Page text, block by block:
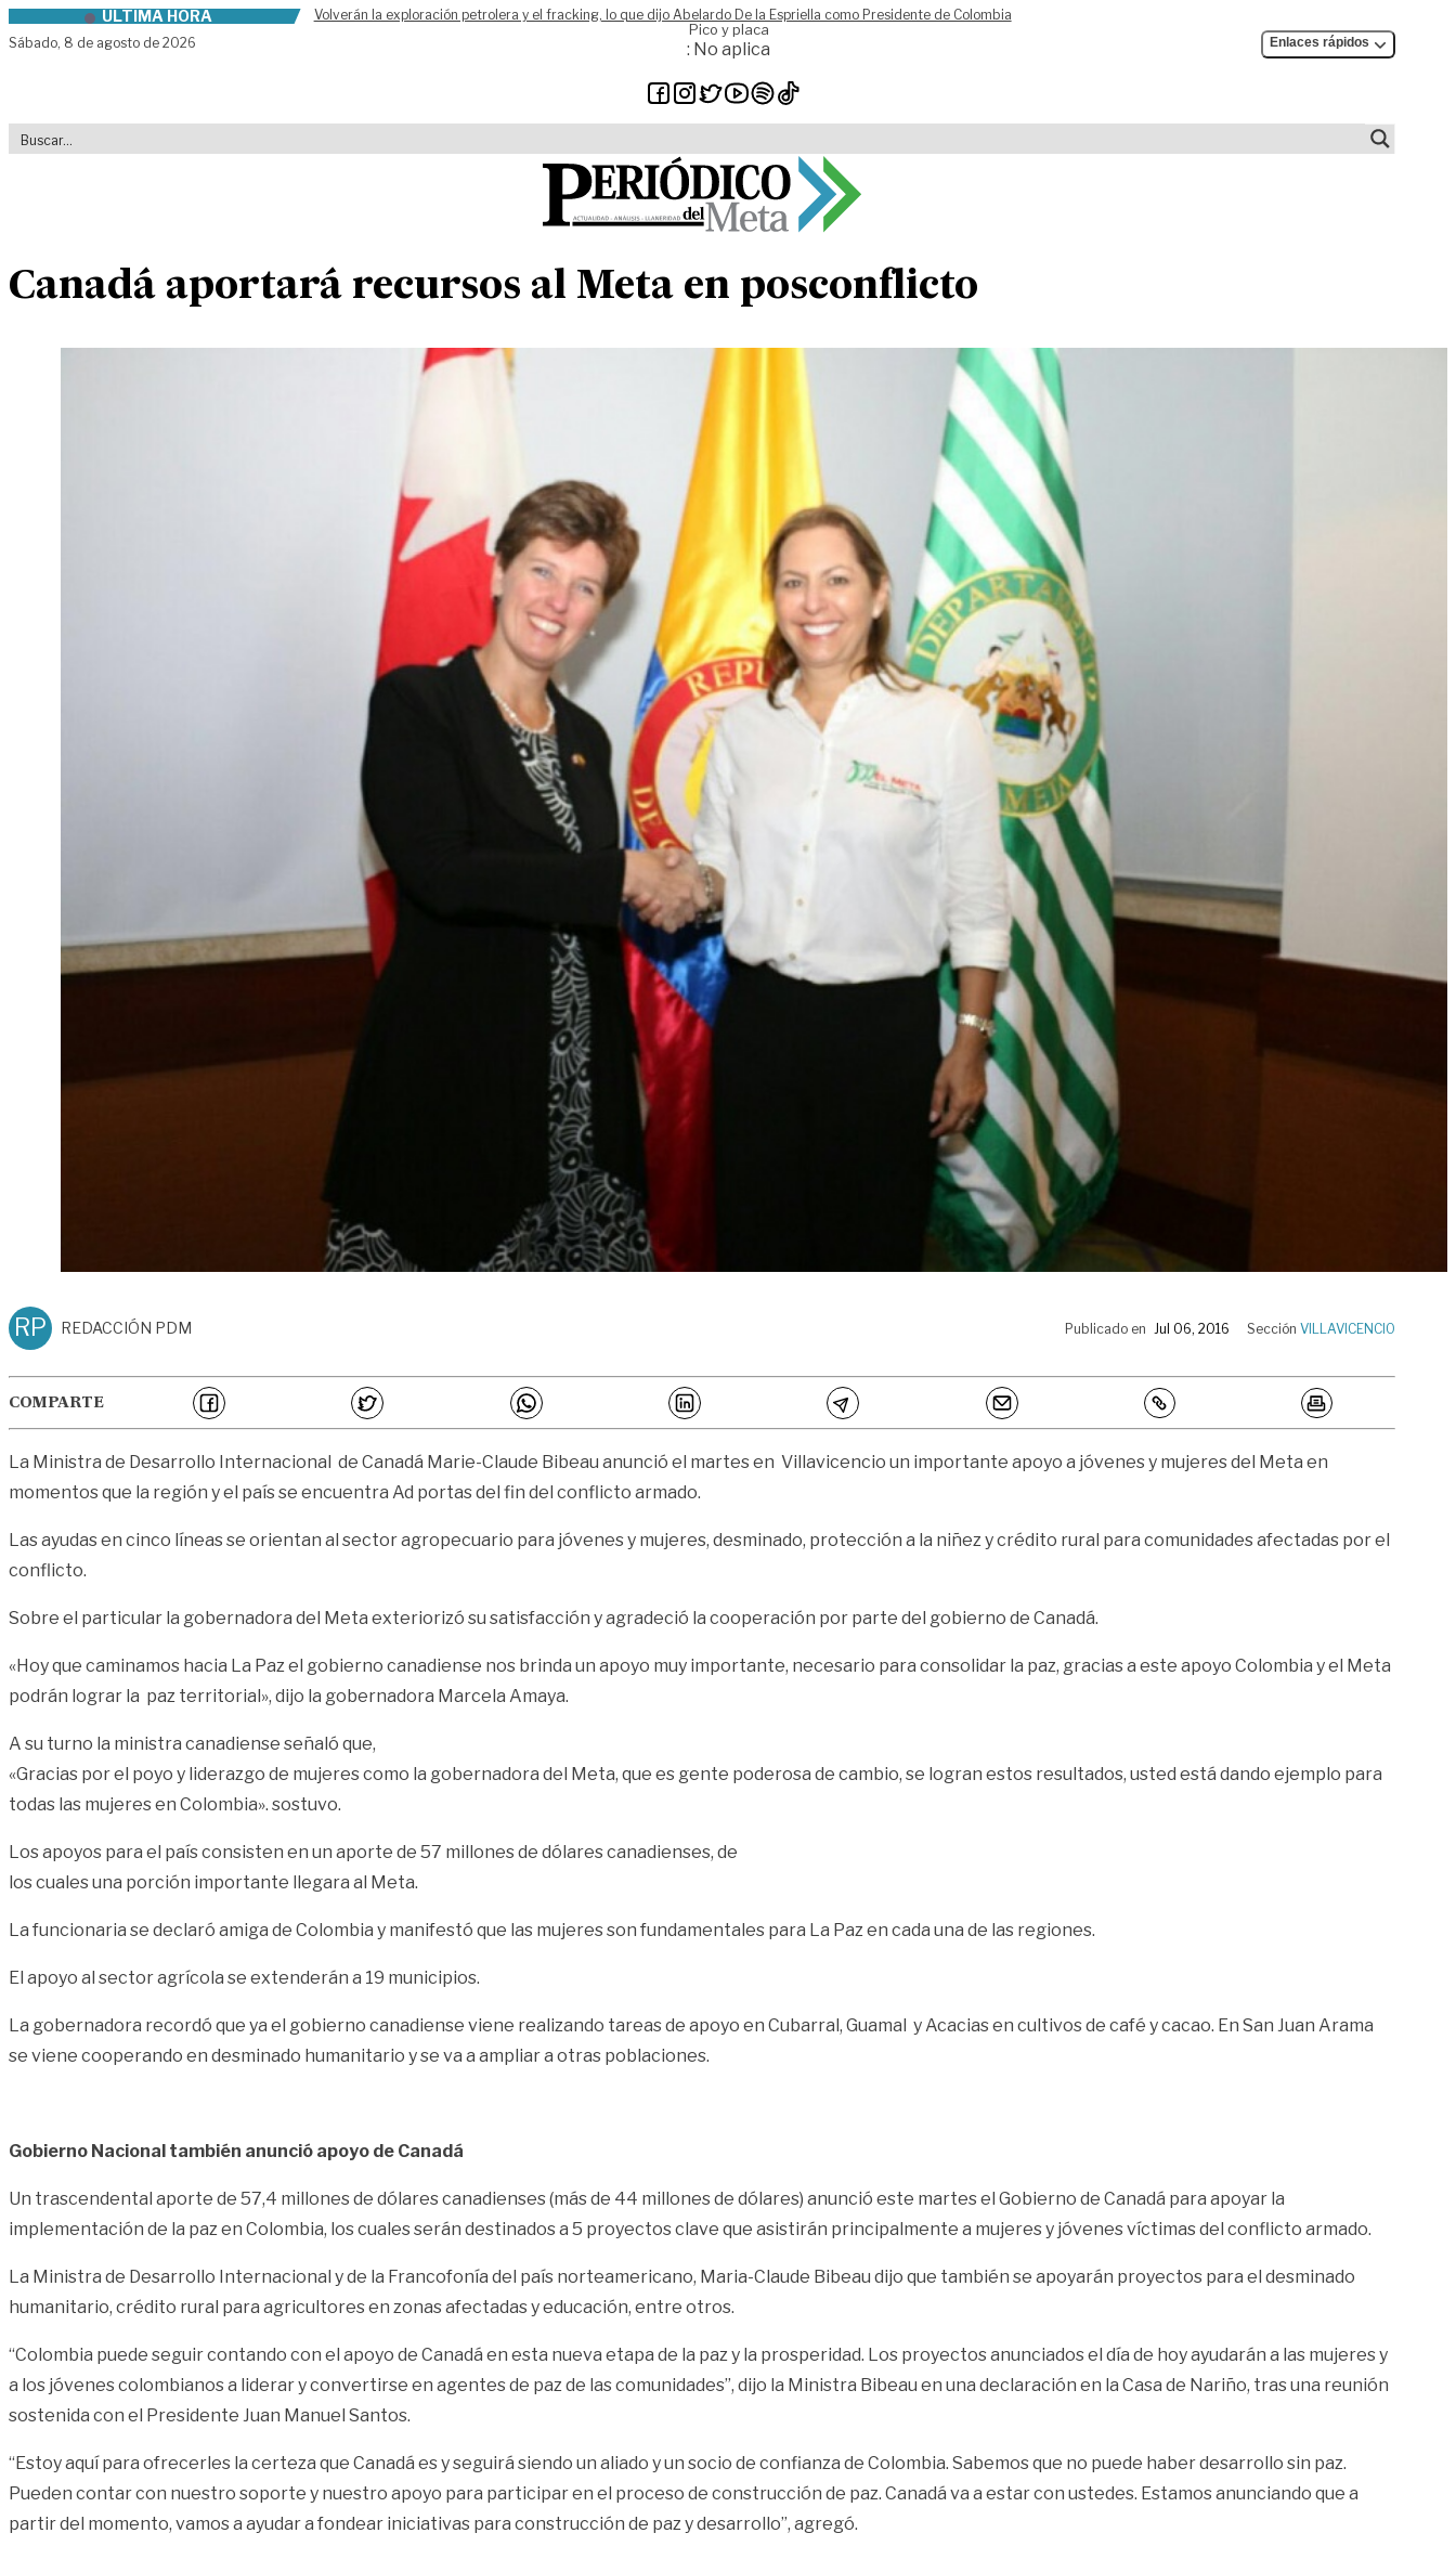
Skip to contentÚLTIMA HORA
Volverán la exploración petrolera y el fracking, lo que dijo Abelardo De la Espriella como Presidente de Colombia
Sábado, 8 de agosto de 2026
Pico y placa
: No aplica Enlaces rápidos
Canadá aportará recursos al Meta en posconflicto
RP REDACCIÓN PDM Publicado en Jul 06, 2016 Sección VILLAVICENCIO
COMPARTE
La Ministra de Desarrollo Internacional de Canadá Marie-Claude Bibeau anunció el martes en Villavicencio un importante apoyo a jóvenes y mujeres del Meta en
momentos que la región y el país se encuentra Ad portas del fin del conflicto armado.
Las ayudas en cinco líneas se orientan al sector agropecuario para jóvenes y mujeres, desminado, protección a la niñez y crédito rural para comunidades afectadas por el
conflicto.
Sobre el particular la gobernadora del Meta exteriorizó su satisfacción y agradeció la cooperación por parte del gobierno de Canadá.
«Hoy que caminamos hacia La Paz el gobierno canadiense nos brinda un apoyo muy importante, necesario para consolidar la paz, gracias a este apoyo Colombia y el Meta
podrán lograr la paz territorial», dijo la gobernadora Marcela Amaya.
A su turno la ministra canadiense señaló que,
«Gracias por el poyo y liderazgo de mujeres como la gobernadora del Meta, que es gente poderosa de cambio, se logran estos resultados, usted está dando ejemplo para
todas las mujeres en Colombia». sostuvo.
Los apoyos para el país consisten en un aporte de 57 millones de dólares canadienses, de
los cuales una porción importante llegara al Meta.
La funcionaria se declaró amiga de Colombia y manifestó que las mujeres son fundamentales para La Paz en cada una de las regiones.
El apoyo al sector agrícola se extenderán a 19 municipios.
La gobernadora recordó que ya el gobierno canadiense viene realizando tareas de apoyo en Cubarral, Guamal y Acacias en cultivos de café y cacao. En San Juan Arama
se viene cooperando en desminado humanitario y se va a ampliar a otras poblaciones.
Gobierno Nacional también anunció apoyo de Canadá
Un trascendental aporte de 57,4 millones de dólares canadienses (más de 44 millones de dólares) anunció este martes el Gobierno de Canadá para apoyar la
implementación de la paz en Colombia, los cuales serán destinados a 5 proyectos clave que asistirán principalmente a mujeres y jóvenes víctimas del conflicto armado.
La Ministra de Desarrollo Internacional y de la Francofonía del país norteamericano, Maria-Claude Bibeau dijo que también se apoyarán proyectos para el desminado
humanitario, crédito rural para agricultores en zonas afectadas y educación, entre otros.
“Colombia puede seguir contando con el apoyo de Canadá en esta nueva etapa de la paz y la prosperidad. Los proyectos anunciados el día de hoy ayudarán a las mujeres y
a los jóvenes colombianos a liderar y convertirse en agentes de paz de las comunidades”, dijo la Ministra Bibeau en una declaración en la Casa de Nariño, tras una reunión
sostenida con el Presidente Juan Manuel Santos.
“Estoy aquí para ofrecerles la certeza que Canadá es y seguirá siendo un aliado y un socio de confianza de Colombia. Sabemos que no puede haber desarrollo sin paz.
Pueden contar con nuestro soporte y nuestro apoyo para participar en el proceso de construcción de paz. Canadá va a estar con ustedes. Estamos anunciando que a
partir del momento, vamos a ayudar a fondear iniciativas para construcción de paz y desarrollo”, agregó.